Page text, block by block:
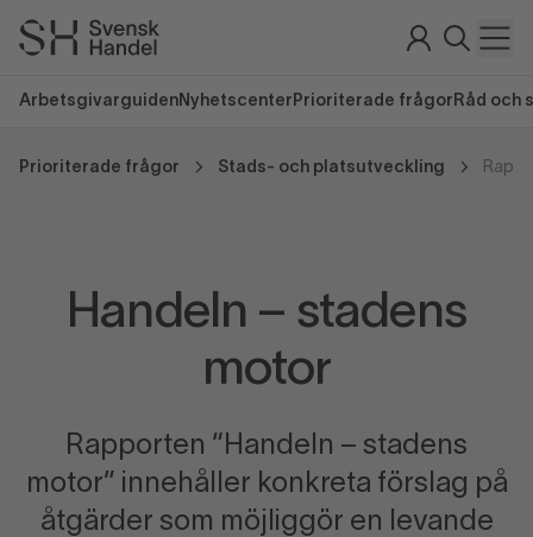
Arbetsgivarguiden Nyhetscenter Prioriterade frågor Råd och
Prioriterade frågor Stads- och platsutveckling
Handeln – stadens
motor
Rapporten “Handeln – stadens
motor” innehåller konkreta förslag på
åtgärder som möjliggör en levande